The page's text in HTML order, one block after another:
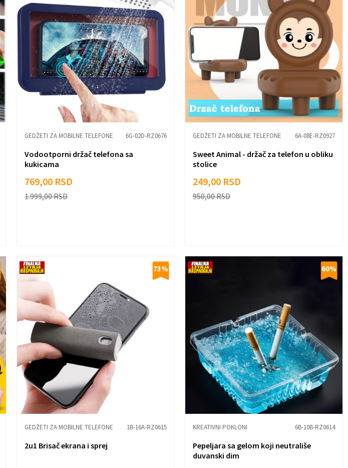
GEDŽETI ZA MOBILNE TELEFONE 6G-02D-RZ0676
Vodootporni držač telefona sa
kukicama
769,00 RSD
1.999,00RSD
GEDŽETI ZA MOBILNE TELEFONE 6A-08E-RZ0927
Sweet Animal - držač za telefon u obliku
stolice
249,00 RSD
950,00RSD
73%
GEDŽETI ZA MOBILNE TELEFONE 1B-16A-RZ0615
2u1 Brisač ekrana i sprej
60%
KREATIVNI POKLONI 6B-10B-RZ0614
Pepeljara sa gelom koji neutrališe
duvanski dim